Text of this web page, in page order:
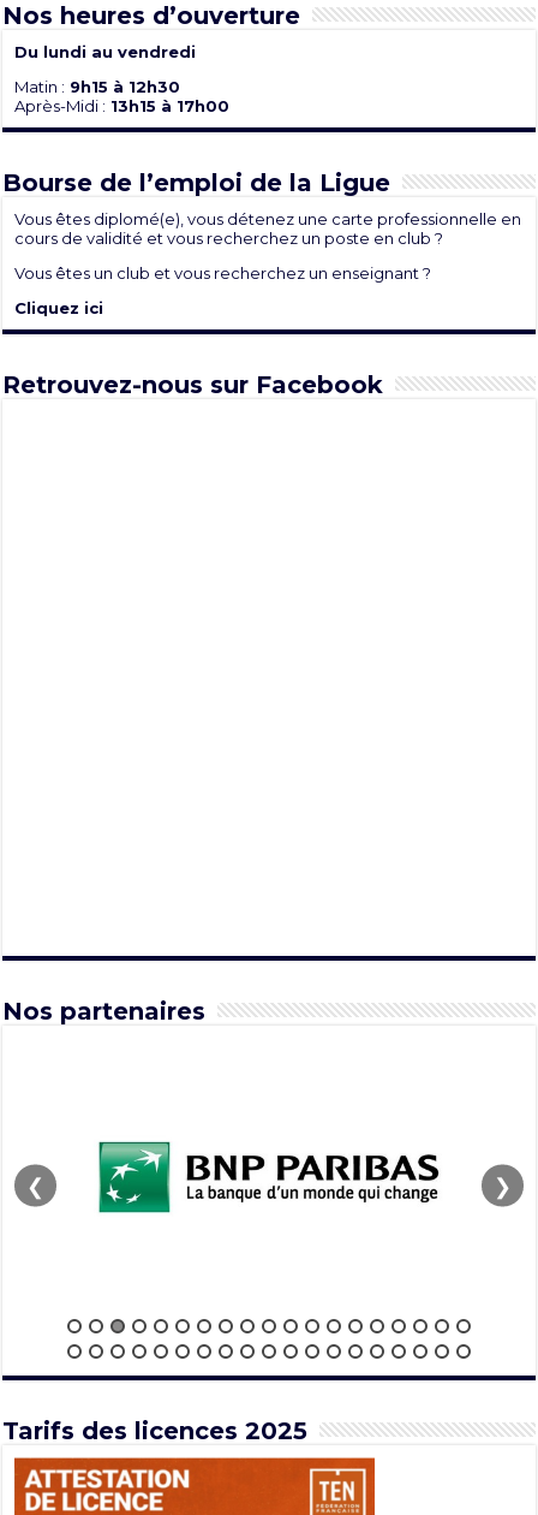
Nos heures d’ouverture
Du lundi au vendredi
Matin : 9h15 à 12h30
Après-Midi : 13h15 à 17h00
Bourse de l’emploi de la Ligue
Vous êtes diplomé(e), vous détenez une carte professionnelle en
cours de validité et vous recherchez un poste en club ?
Vous êtes un club et vous recherchez un enseignant ?
Cliquez ici
Retrouvez-nous sur Facebook
Nos partenaires
❮ ❯
Tarifs des licences 2025